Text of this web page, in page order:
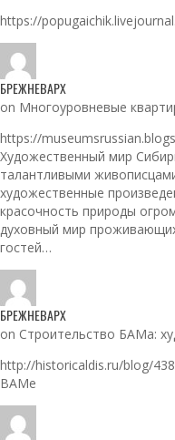
https://
БРЕЖНЕВАРХ
on Многоуровневые
https://
Художественный мир
талантливыми
художественные
красочность природы
духовный мир
гостей…
БРЕЖНЕВАРХ
on Строительство БАМа:
http://historicaldis.ru/blog/
BAMe